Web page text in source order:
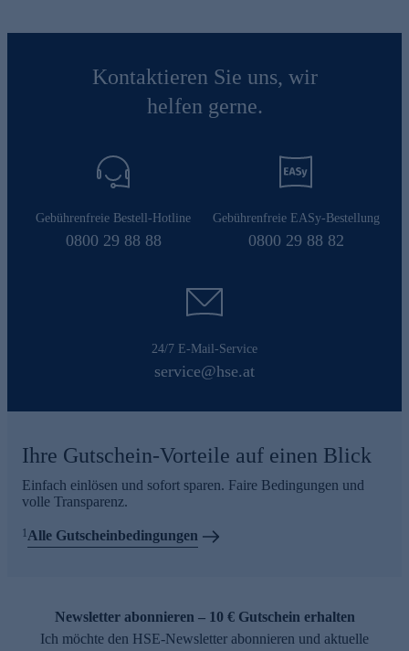
Kontaktieren Sie uns, wir
helfen gerne.
Gebührenfreie Bestell-Hotline
0800 29 88 88
Gebührenfreie EASy-Bestellung
0800 29 88 82
24/7 E-Mail-Service
service@hse.at
Ihre Gutschein-Vorteile auf einen Blick
Einfach einlösen und sofort sparen. Faire Bedingungen und
volle Transparenz.
1 Alle Gutscheinbedingungen
Newsletter abonnieren – 10 € Gutschein erhalten
Ich möchte den HSE-Newsletter abonnieren und aktuelle